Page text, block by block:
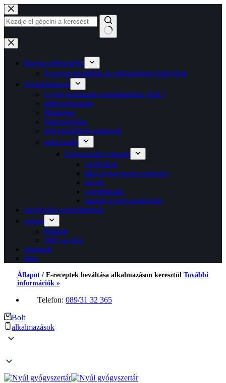
Ugrás
a
tartalomra
Nincs
találat
Recept előrendelés
E-recept beváltása az egészségügyi kártyával
Szolgáltatások
Gyógyszerészeti szolgáltatások (pDL)
időpontfoglalás
Blistering
futárszolgálat
kölcsönözhető eszközök
tanácsadás
Egészségügyi tippek
vérértékek
házi gyógyszeres szekrény
tetvek
csontritkulás
utazási gyógyszerkészlet
sürgősségi szolgáltatások
csapat
Rólunk
360°-os túra
ajánlatok
blog
Állapot / E-receptek beváltása alkalmazáson keresztül További
információk »
Telefon: 089/31 32 365
Bolt
alkalmazások